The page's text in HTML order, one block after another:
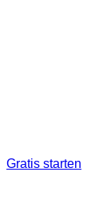
Gratis starten